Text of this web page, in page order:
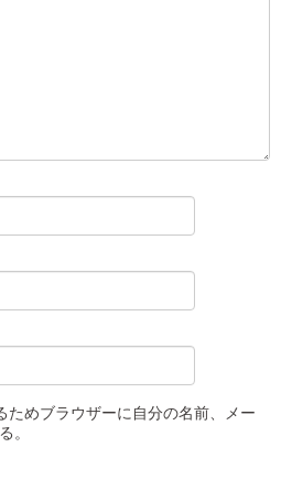
ためブラウザーに自分の名前、メー
。